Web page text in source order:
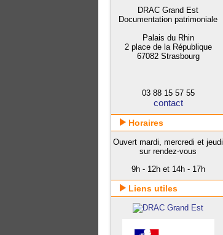
DRAC Grand Est
Documentation patrimoniale
Palais du Rhin
2 place de la République
67082 Strasbourg
03 88 15 57 55
contact
Horaires
Ouvert mardi, mercredi et jeudi
sur rendez-vous
9h - 12h et 14h - 17h
Liens utiles